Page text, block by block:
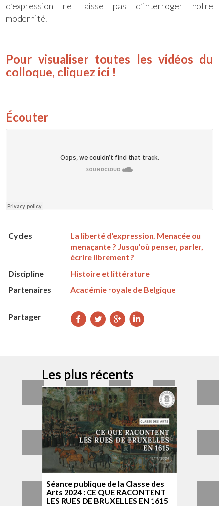
d’expression ne laisse pas d’interroger notre
modernité.
Pour visualiser toutes les vidéos du
colloque, cliquez ici !
Écouter
Cycles
La liberté d'expression. Menacée ou
menaçante ? Jusqu’où penser, parler,
écrire librement ?
Discipline
Histoire et littérature
Partenaires
Académie royale de Belgique
Partager
Partager
Partager
Partager
Les plus récents
Séance publique de la Classe des
Arts 2024 : CE QUE RACONTENT
LES RUES DE BRUXELLES EN 1615